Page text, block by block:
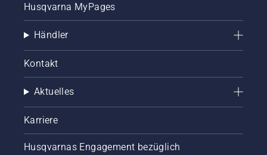
Husqvarna MyPages
Händler
Kontakt
Aktuelles
Karriere
Husqvarnas Engagement bezüglich